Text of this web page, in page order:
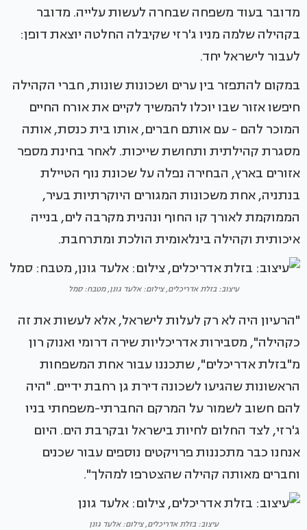
מדובר בעוד משפחה שבחרה לעשות עלייה. מדובר
בקהילה שלמה מניו ג'רזי שקיבלה החלטה יוצאת דופן:
לעבור לישראל יחד.
במקום להתפזר בין ערים ושכונות שונות, חברי הקהילה
חיפשו אזור שבו יוכלו להמשיך לקיים את אורח החיים
המוכר להם - עם אותם חברים, אותו בית כנסת, אותה
מסגרת קהילתית ותחושת שייכות. לאחר בחינת מספר
אזורים בארץ, הבחירה נפלה על שכונת נוף הטיילת
בנתניה, אחת משכונות המגורים היוקרתיות בעיר,
הממוקמת לאורך קו החוף ונהנית מקרבה לים, בנייה
איכותית וקהילה בינלאומית הולכת ומתרחבת.
עיצוב: בזלת אדריכלים, צילום: אלעד גונן, מטבח: סמל
"הרעיון היה לא רק לעלות לישראל, אלא לעשות את זה
כקהילה", מסבירות אדריכליות שירה דרומי ואנוק רון
מ"בזלת אדריכלים", שתכננו עבור אחת המשפחות
הראשונות שהגיעו לשכונה דירת גן רחבת ידיים. "היה
להם חשוב לשמור על המרקם החברתי-משפחתי בניו
ג'רזי, לצד החלום לחיות בישראל ובקרבת הים. היום
אנחנו כבר מתכננות פרויקטים נוספים עבור שכנים
וחברים מאותה קהילה שהצטרפו למהלך".
עיצוב: בזלת אדריכלים, צילום: אלעד גונן